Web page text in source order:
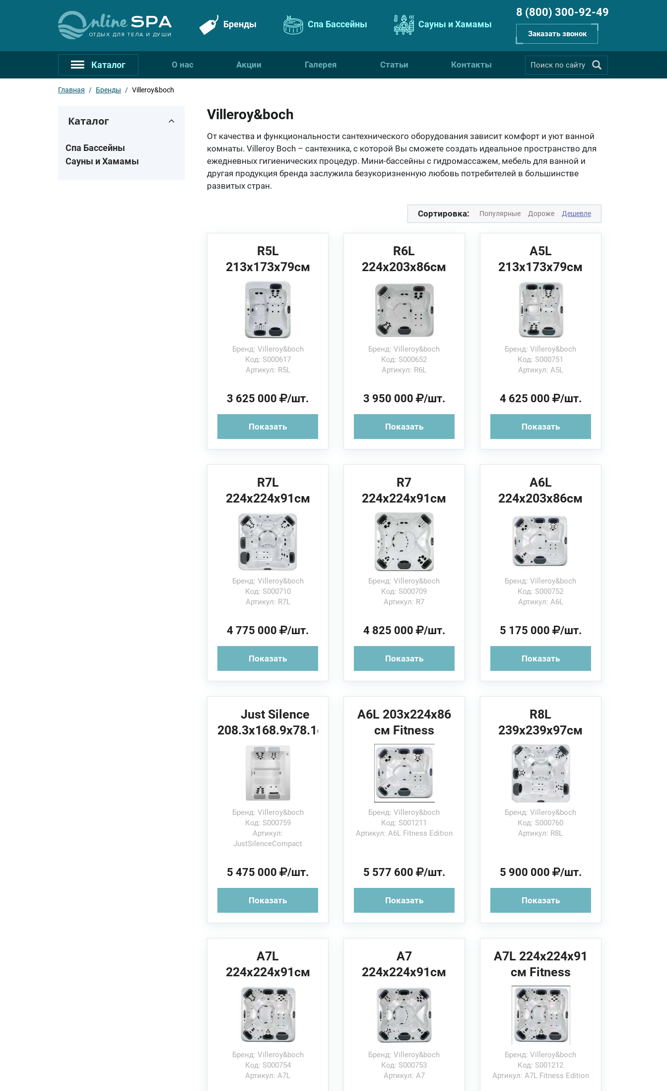
ОТДЫХ ДЛЯ ТЕЛА И ДУШИ
Бренды Спа Бассейны Сауны и Хамамы
8 (800) 300-92-49
Заказать звонок
Каталог О нас Акции Галерея Статьи Контакты
Главная / Бренды / Villeroy&boch
Каталог
Спа Бассейны
Сауны и Хамамы
Villeroy&boch
От качества и функциональности сантехнического оборудования зависит комфорт и уют ванной
комнаты. Villeroy Boch – сантехника, с которой Вы сможете создать идеальное пространство для
ежедневных гигиенических процедур. Мини-бассейны с гидромассажем, мебель для ванной и
другая продукция бренда заслужила безукоризненную любовь потребителей в большинстве
развитых стран.
Сортировка: Популярные Дороже Дешевле
R5L
213x173x79см
Villeroy&Boch
Спа бассейн
Бренд: Villeroy&boch
Код: S000617
Артикул: R5L
3 625 000 /шт.
Показать
R6L
224x203x86см
Villeroy&Boch
Спа бассейн
Бренд: Villeroy&boch
Код: S000652
Артикул: R6L
3 950 000 /шт.
Показать
A5L
213x173x79см
Спа бассейн
Villeroy&Boch
Бренд: Villeroy&boch
Код: S000751
Артикул: A5L
4 625 000 /шт.
Показать
R7L
224x224x91см
Villeroy&Boch
Спа бассейн
Бренд: Villeroy&boch
Код: S000710
Артикул: R7L
4 775 000 /шт.
Показать
R7
224x224x91см
Villeroy&Boch
Спа бассейн
Бренд: Villeroy&boch
Код: S000709
Артикул: R7
4 825 000 /шт.
Показать
A6L
224x203x86см
Villeroy&Boch
Спа бассейн
Бренд: Villeroy&boch
Код: S000752
Артикул: A6L
5 175 000 /шт.
Показать
Just Silence
208.3x168.9x78.1см
Compact
Villeroy&Boch Спа
бассейн
Бренд: Villeroy&boch
Код: S000759
Артикул:
JustSilenceCompact
5 475 000 /шт.
Показать
A6L 203x224x86
см Fitness
Edition
Villeroy&Boch
Спа бассейн
Бренд: Villeroy&boch
Код: S001211
Артикул: A6L Fitness Edition
5 577 600 /шт.
Показать
R8L
239x239x97см
Villeroy&Boch
Спа бассейн
Бренд: Villeroy&boch
Код: S000760
Артикул: R8L
5 900 000 /шт.
Показать
A7L
224x224x91см
Villeroy&Boch
Спа бассейн
Бренд: Villeroy&boch
Код: S000754
Артикул: A7L
A7
224x224x91см
Villeroy&Boch
Спа бассейн
Бренд: Villeroy&boch
Код: S000753
Артикул: A7
A7L 224x224x91
см Fitness
Edition
Villeroy&Boch
Спа бассейн
Бренд: Villeroy&boch
Код: S001212
Артикул: A7L Fitness Edition